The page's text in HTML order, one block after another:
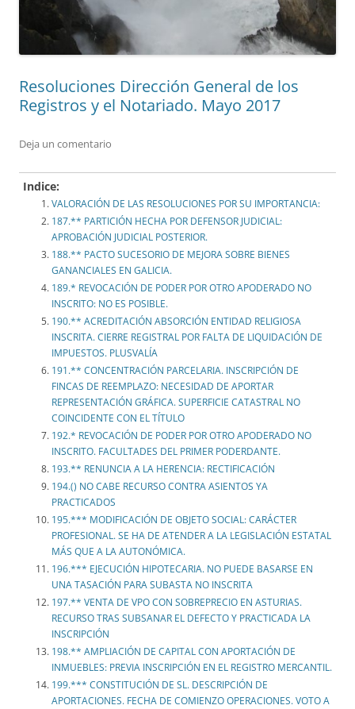
Resoluciones Dirección General de los
Registros y el Notariado. Mayo 2017
Deja un comentario
Indice:
VALORACIÓN DE LAS RESOLUCIONES POR SU IMPORTANCIA:
187.** PARTICIÓN HECHA POR DEFENSOR JUDICIAL:
APROBACIÓN JUDICIAL POSTERIOR.
188.** PACTO SUCESORIO DE MEJORA SOBRE BIENES
GANANCIALES EN GALICIA.
189.* REVOCACIÓN DE PODER POR OTRO APODERADO NO
INSCRITO: NO ES POSIBLE.
190.** ACREDITACIÓN ABSORCIÓN ENTIDAD RELIGIOSA
INSCRITA. CIERRE REGISTRAL POR FALTA DE LIQUIDACIÓN DE
IMPUESTOS. PLUSVALÍA
191.** CONCENTRACIÓN PARCELARIA. INSCRIPCIÓN DE
FINCAS DE REEMPLAZO: NECESIDAD DE APORTAR
REPRESENTACIÓN GRÁFICA. SUPERFICIE CATASTRAL NO
COINCIDENTE CON EL TÍTULO
192.* REVOCACIÓN DE PODER POR OTRO APODERADO NO
INSCRITO. FACULTADES DEL PRIMER PODERDANTE.
193.** RENUNCIA A LA HERENCIA: RECTIFICACIÓN
194.() NO CABE RECURSO CONTRA ASIENTOS YA
PRACTICADOS
195.*** MODIFICACIÓN DE OBJETO SOCIAL: CARÁCTER
PROFESIONAL. SE HA DE ATENDER A LA LEGISLACIÓN ESTATAL
MÁS QUE A LA AUTONÓMICA.
196.*** EJECUCIÓN HIPOTECARIA. NO PUEDE BASARSE EN
UNA TASACIÓN PARA SUBASTA NO INSCRITA
197.** VENTA DE VPO CON SOBREPRECIO EN ASTURIAS.
RECURSO TRAS SUBSANAR EL DEFECTO Y PRACTICADA LA
INSCRIPCIÓN
198.** AMPLIACIÓN DE CAPITAL CON APORTACIÓN DE
INMUEBLES: PREVIA INSCRIPCIÓN EN EL REGISTRO MERCANTIL.
199.*** CONSTITUCIÓN DE SL. DESCRIPCIÓN DE
APORTACIONES. FECHA DE COMIENZO OPERACIONES. VOTO A